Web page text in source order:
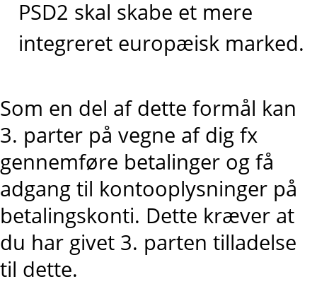
PSD2 skal skabe et mere
integreret europæisk marked.
Som en del af dette formål kan
3. parter på vegne af dig fx
gennemføre betalinger og få
adgang til kontooplysninger på
betalingskonti. Dette kræver at
du har givet 3. parten tilladelse
til dette.